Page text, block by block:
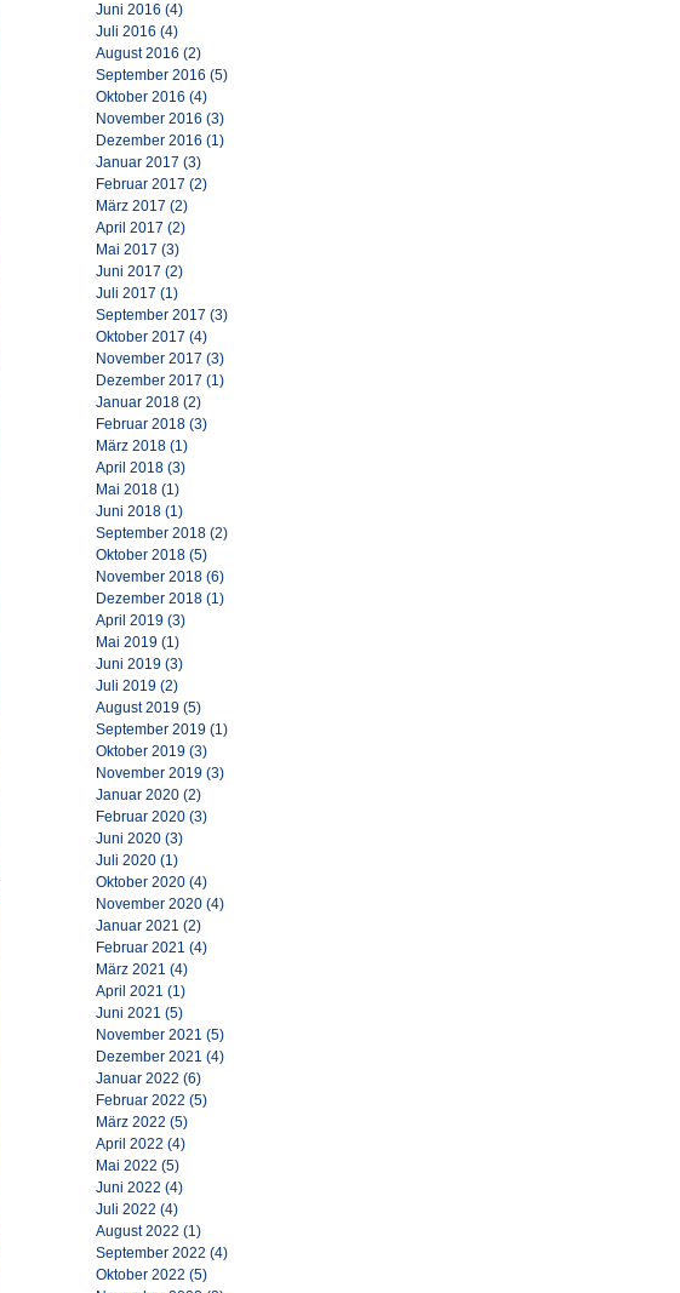
Juni 2016 (4)
Juli 2016 (4)
August 2016 (2)
September 2016 (5)
Oktober 2016 (4)
November 2016 (3)
Dezember 2016 (1)
Januar 2017 (3)
Februar 2017 (2)
März 2017 (2)
April 2017 (2)
Mai 2017 (3)
Juni 2017 (2)
Juli 2017 (1)
September 2017 (3)
Oktober 2017 (4)
November 2017 (3)
Dezember 2017 (1)
Januar 2018 (2)
Februar 2018 (3)
März 2018 (1)
April 2018 (3)
Mai 2018 (1)
Juni 2018 (1)
September 2018 (2)
Oktober 2018 (5)
November 2018 (6)
Dezember 2018 (1)
April 2019 (3)
Mai 2019 (1)
Juni 2019 (3)
Juli 2019 (2)
August 2019 (5)
September 2019 (1)
Oktober 2019 (3)
November 2019 (3)
Januar 2020 (2)
Februar 2020 (3)
Juni 2020 (3)
Juli 2020 (1)
Oktober 2020 (4)
November 2020 (4)
Januar 2021 (2)
Februar 2021 (4)
März 2021 (4)
April 2021 (1)
Juni 2021 (5)
November 2021 (5)
Dezember 2021 (4)
Januar 2022 (6)
Februar 2022 (5)
März 2022 (5)
April 2022 (4)
Mai 2022 (5)
Juni 2022 (4)
Juli 2022 (4)
August 2022 (1)
September 2022 (4)
Oktober 2022 (5)